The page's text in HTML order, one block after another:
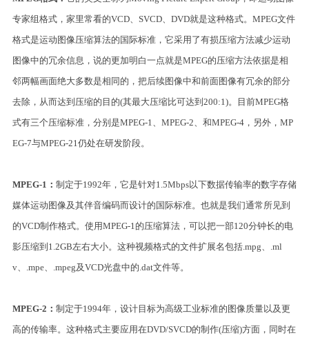
专家组格式，家里常看的VCD、SVCD、DVD就是这种格式。MPEG文件
格式是运动图像压缩算法的国际标准，它采用了有损压缩方法减少运动
图像中的冗余信息，说的更加明白一点就是MPEG的压缩方法依据是相
邻两幅画面绝大多数是相同的，把后续图像中和前面图像有冗余的部分
去除，从而达到压缩的目的(其最大压缩比可达到200:1)。目前MPEG格
式有三个压缩标准，分别是MPEG-1、MPEG-2、和MPEG-4，另外，MP
EG-7与MPEG-21仍处在研发阶段。
MPEG-1： 制定于1992年，它是针对1.5Mbps以下数据传输率的数字存储
媒体运动图像及其伴音编码而设计的国际标准。也就是我们通常所见到
的VCD制作格式。使用MPEG-1的压缩算法，可以把一部120分钟长的电
影压缩到1.2GB左右大小。这种视频格式的文件扩展名包括.mpg、.ml
v、.mpe、.mpeg及VCD光盘中的.dat文件等。
MPEG-2： 制定于1994年，设计目标为高级工业标准的图像质量以及更
高的传输率。这种格式主要应用在DVD/SVCD的制作(压缩)方面，同时在